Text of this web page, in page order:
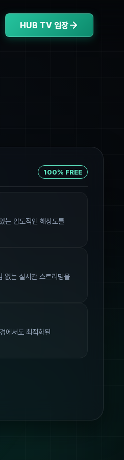
HUB TV 입장
100% FREE
는 압도적인 해상도를
없는 실시간 스트리밍을
에서도 최적화된